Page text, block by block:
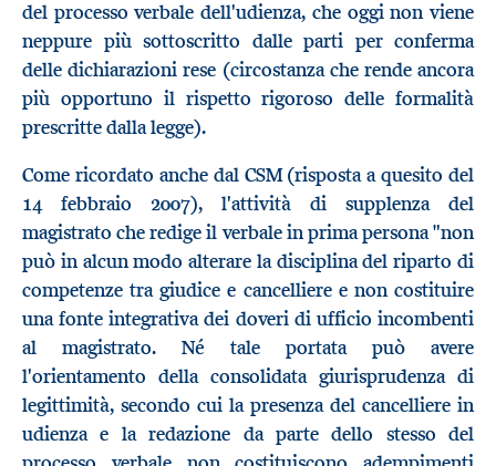
del processo verbale dell'udienza, che oggi non viene
neppure più sottoscritto dalle parti per conferma
delle dichiarazioni rese (circostanza che rende ancora
più opportuno il rispetto rigoroso delle formalità
prescritte dalla legge).
Come ricordato anche dal CSM (risposta a quesito del
14 febbraio 2007), l'attività di supplenza del
magistrato che redige il verbale in prima persona "non
può in alcun modo alterare la disciplina del riparto di
competenze tra giudice e cancelliere e non costituire
una fonte integrativa dei doveri di ufficio incombenti
al magistrato. Né tale portata può avere
l'orientamento della consolidata giurisprudenza di
legittimità, secondo cui la presenza del cancelliere in
udienza e la redazione da parte dello stesso del